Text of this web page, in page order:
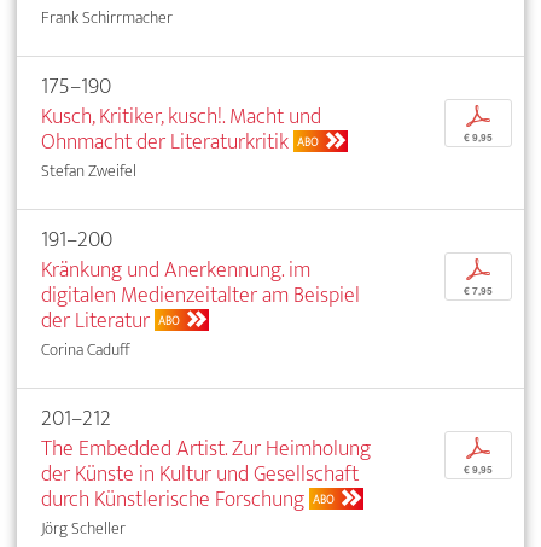
Frank Schirrmacher
175–190
Kusch, Kritiker, kusch!. Macht und
Ohnmacht der Literaturkritik ABO
Stefan Zweifel
p
€ 9,95
191–200
Kränkung und Anerkennung. im
digitalen Medienzeitalter am Beispiel
der Literatur ABO
Corina Caduff
p
€ 7,95
201–212
The Embedded Artist. Zur Heimholung
der Künste in Kultur und Gesellschaft
durch Künstlerische Forschung ABO
Jörg Scheller
p
€ 9,95